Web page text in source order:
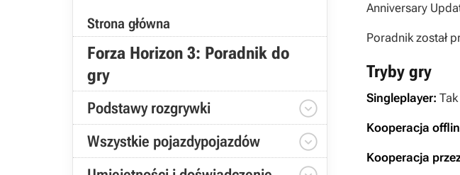
Strona główna
Forza Horizon 3: Poradnik do
gry
Podstawy rozgrywki 
Wszystkie pojazdypojazdów 
Anniversary
Poradnik został
Tryby gry
Singleplayer: Tak
Kooperacja
Kooperacja